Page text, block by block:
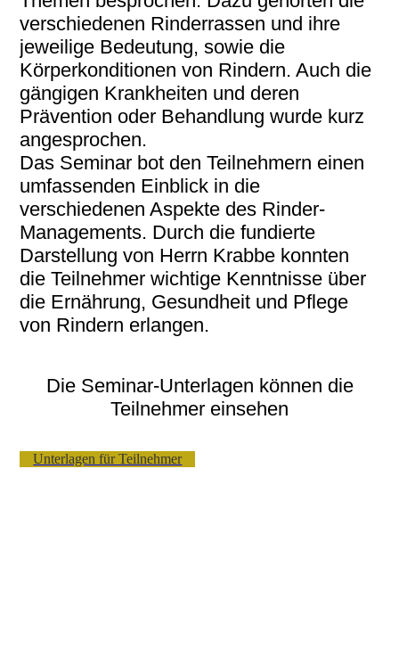
verschiedenen Rinderrassen und ihre
jeweilige Bedeutung, sowie die
Körperkonditionen von Rindern. Auch die
gängigen Krankheiten und deren
Prävention oder Behandlung wurde kurz
angesprochen.
Das Seminar bot den Teilnehmern einen
umfassenden Einblick in die
verschiedenen Aspekte des Rinder-
Managements. Durch die fundierte
Darstellung von Herrn Krabbe konnten
die Teilnehmer wichtige Kenntnisse über
die Ernährung, Gesundheit und Pflege
von Rindern erlangen.
Die Seminar-Unterlagen können die
Teilnehmer einsehen
Unterlagen für Teilnehmer